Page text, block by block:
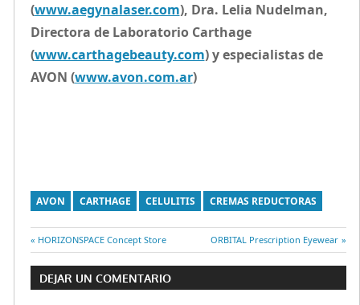
(www.aegynalaser.com), Dra. Lelia Nudelman,
Directora de Laboratorio Carthage
(www.carthagebeauty.com) y especialistas de
AVON (www.avon.com.ar)
AVON CARTHAGE CELULITIS CREMAS REDUCTORAS
Navegación
de
Entrada
anterior:
HORIZONSPACE Concept Store
Entrada
siguiente:
ORBITAL Prescription Eyewear
DEJAR UN COMENTARIO